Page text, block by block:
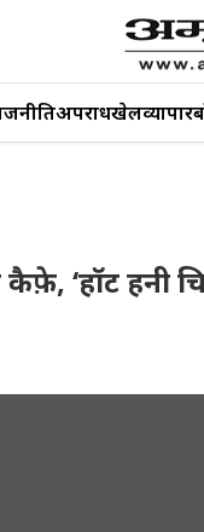
अपराधखेलव्यापार
‘हॉट हनी